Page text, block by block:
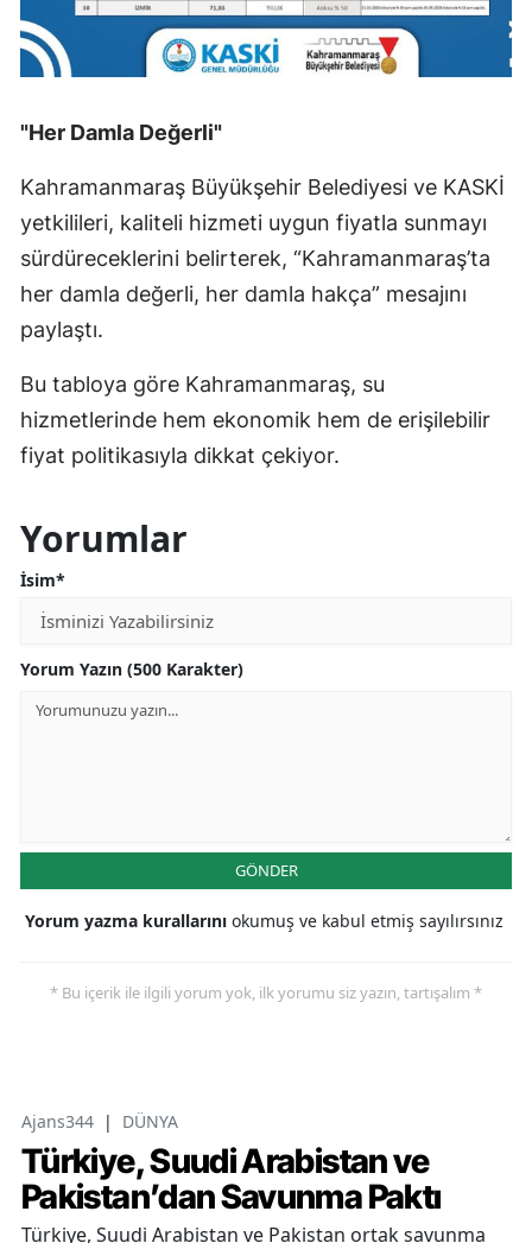
"Her Damla Değerli"
Kahramanmaraş Büyükşehir Belediyesi ve KASKİ
yetkilileri, kaliteli hizmeti uygun fiyatla sunmayı
sürdüreceklerini belirterek, “Kahramanmaraş’ta
her damla değerli, her damla hakça” mesajını
paylaştı.
Bu tabloya göre Kahramanmaraş, su
hizmetlerinde hem ekonomik hem de erişilebilir
fiyat politikasıyla dikkat çekiyor.
Yorumlar
İsim*
Yorum Yazın (500 Karakter)
GÖNDER
Yorum yazma kurallarını okumuş ve kabul etmiş sayılırsınız
* Bu içerik ile ilgili yorum yok, ilk yorumu siz yazın, tartışalım *
Ajans344 | DÜNYA
Türkiye, Suudi Arabistan ve
Pakistan’dan Savunma Paktı
Türkiye, Suudi Arabistan ve Pakistan ortak savunma